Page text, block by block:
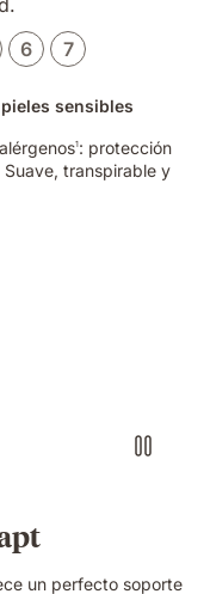
6 7
sensibles
1: protección
transpirable y
un perfecto soporte